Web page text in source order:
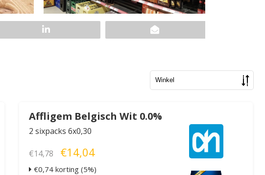
Affligem Belgisch Wit 0.0%
2 sixpacks 6x0,30
€14,78 €14,04
€0,74 korting (5%)